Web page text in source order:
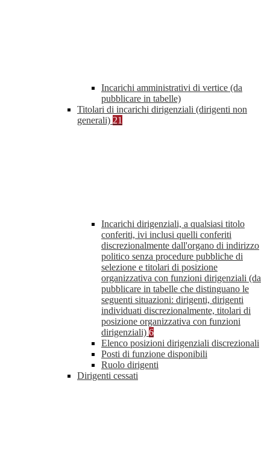
Incarichi amministrativi di vertice (da
pubblicare in tabelle)
Titolari di incarichi dirigenziali (dirigenti non
generali) 21
Incarichi dirigenziali, a qualsiasi titolo
conferiti, ivi inclusi quelli conferiti
discrezionalmente dall'organo di indirizzo
politico senza procedure pubbliche di
selezione e titolari di posizione
organizzativa con funzioni dirigenziali (da
pubblicare in tabelle che distinguano le
seguenti situazioni: dirigenti, dirigenti
individuati discrezionalmente, titolari di
posizione organizzativa con funzioni
dirigenziali) 6
Elenco posizioni dirigenziali discrezionali
Posti di funzione disponibili
Ruolo dirigenti
Dirigenti cessati